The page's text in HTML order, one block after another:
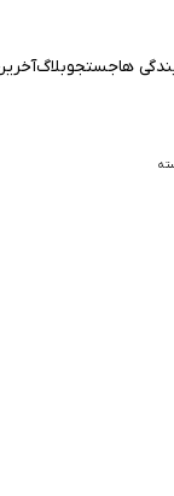
هاجستجوبلاگ